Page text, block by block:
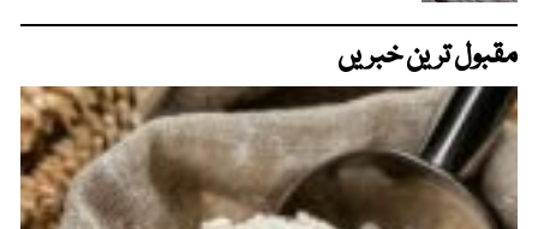
مقبول ترین خبریں